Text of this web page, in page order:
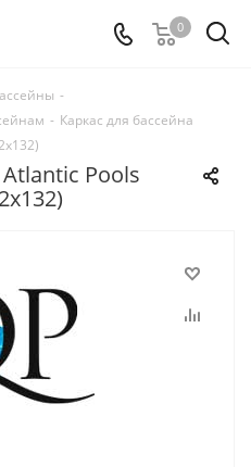
0
-
- Каркас для бассейна
Pools